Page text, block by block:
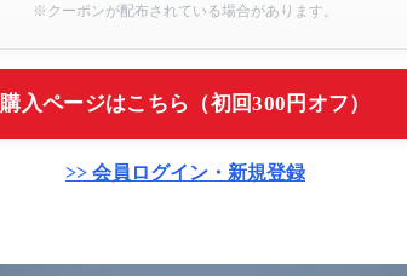
※クーポンが配布されている場合があります。
購入ページはこちら（初回300円オフ）
>> 会員ログイン・新規登録